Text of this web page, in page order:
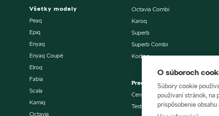
Všetky modely
Peaq
Epiq
Enyaq
Enyaq Coupé
Elroq
Fabia
Scala
Kamiq
Octavia
Octavia Combi
Karoq
Superb
Superb Combi
Kodiaq
Predaj vozidiel
Cenníky a katalógy
Testovacia jazda
O súboroch
Súbory cookie
používaní stránok, na
prispôsobenie obsahu